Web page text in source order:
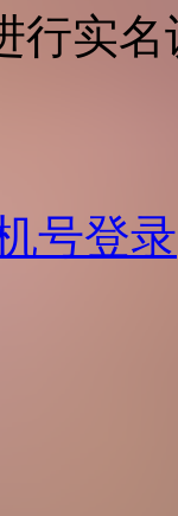
行实名
号登录